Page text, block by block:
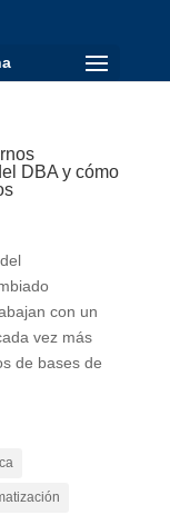
DBA y cómo
con un
vez más
de bases de